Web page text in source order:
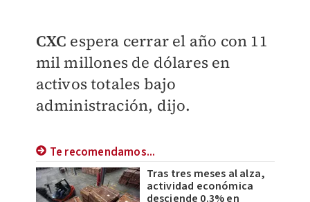
CXC espera cerrar el año con 11
mil millones de dólares en
activos totales bajo
administración, dijo.
Te recomendamos...
Tras tres meses al alza,
actividad económica
desciende 0.3% en